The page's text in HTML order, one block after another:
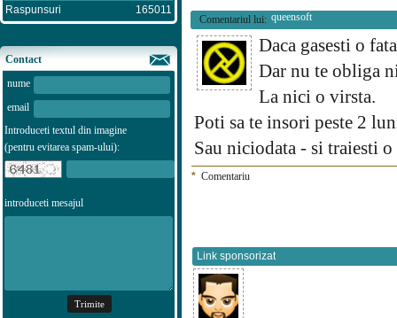
Raspunsuri
165011
Contact
nume
email
Introduceti textul din imagine
(pentru evitarea spam-ului):
introduceti mesajul
Comentariul lui: queensoft
Daca gasesti o
Dar nu te obliga
La nici o virsta.
Poti sa te insori peste 2
Sau niciodata - si traiesti
* Comentariu
Link sponsorizat